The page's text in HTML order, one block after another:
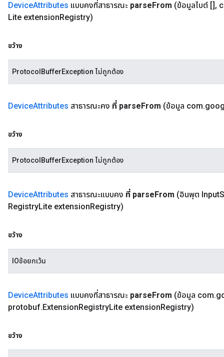
DeviceAttributes แบบคงที่สาธารณะ parseFrom (ข้อมูลไบต์ [] ,
Lite extensionRegistry)
ขว้าง
ProtocolBufferException ไม่ถูกต้อง
DeviceAttributes สาธารณะคง ที่ parseFrom (ข้อมูล com.
ขว้าง
ProtocolBufferException ไม่ถูกต้อง
DeviceAttributes สาธารณะแบบคง ที่ parseFrom (อินพุต Input
RegistryLite extensionRegistry)
ขว้าง
IOข้อยกเว้น
DeviceAttributes แบบคงที่สาธารณะ parseFrom (ข้อมูล com.
protobuf.ExtensionRegistryLite extensionRegistry)
ขว้าง